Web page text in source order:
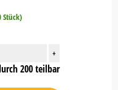
Stück)
+
200 teilbar